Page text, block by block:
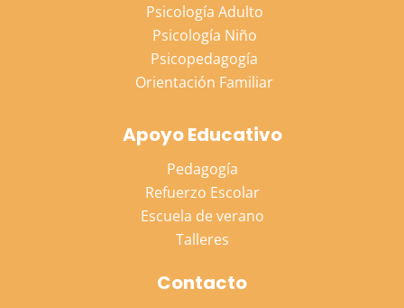
Psicología Adulto
Psicología Niño
Psicopedagogía
Orientación Familiar
Apoyo Educativo
Pedagogía
Refuerzo Escolar
Escuela de verano
Talleres
Contacto